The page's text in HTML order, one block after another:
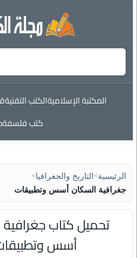
المكتبة الإسلاميةالكتب التقنية
كتب فلسفة
الرئيسية> التاريخ والجغرافيا>
جغرافية السكان أسس وتطبيقات
تحميل كتاب
أسس